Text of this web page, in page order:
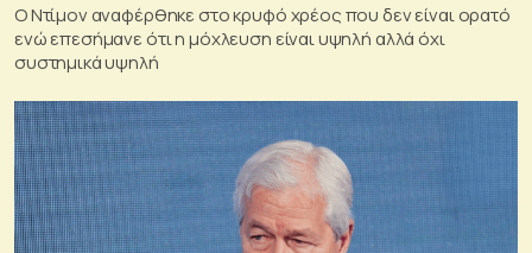
Ο Ντίμον αναφέρθηκε στο κρυφό χρέος που δεν είναι ορατό
ενώ επεσήμανε ότι η μόχλευση είναι υψηλή αλλά όχι
συστημικά υψηλή